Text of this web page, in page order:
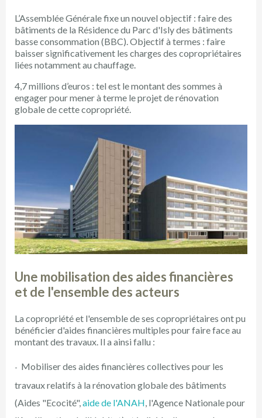
L’Assemblée Générale fixe un nouvel objectif : faire des
bâtiments de la Résidence du Parc d'Isly des bâtiments
basse consommation (BBC). Objectif à termes : faire
baisser significativement les charges des copropriétaires
liées notamment au chauffage.
4,7 millions d’euros : tel est le montant des sommes à
engager pour mener à terme le projet de rénovation
globale de cette copropriété.
Une mobilisation des aides financières
et de l'ensemble des acteurs
La copropriété et l'ensemble de ses copropriétaires ont pu
bénéficier d'aides financières multiples pour faire face au
montant des travaux. Il a ainsi fallu :
Mobiliser des aides financières collectives pour les
travaux relatifs à la rénovation globale des bâtiments
(Aides "Ecocité",aide de l'ANAH, l'Agence Nationale pour